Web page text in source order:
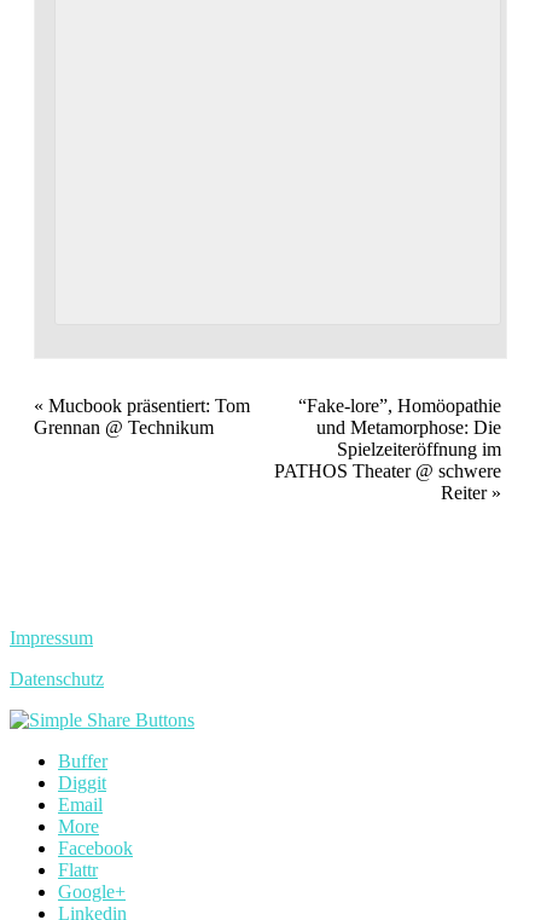
Veranstaltung
Navigation
« Mucbook präsentiert: Tom
Grennan @ Technikum
“Fake-lore”, Homöopathie
und Metamorphose: Die
Spielzeiteröffnung im
PATHOS Theater @ schwere
Reiter »
Impressum
Datenschutz
Buffer
Diggit
Email
More
Facebook
Flattr
Google+
Linkedin